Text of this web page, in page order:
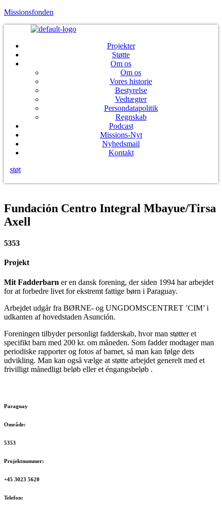
Missionsfonden
Projekter
Støtte
Om os
Om os
Vores historie
Bestyrelse
Vedtægter
Persondatapolitik
Regnskab
Podcast
Missions-Nyt
Nyhedsmail
Kontakt
støt
Menu
Fundación Centro Integral Mbayue/Tirsa
Axell
5353
Projekt
Mit Fadderbarn er en dansk forening, der siden 1994 har arbejdet
for at forbedre livet for ekstremt fattige børn i Paraguay.
Arbejdet udgår fra BØRNE- og UNGDOMSCENTRET ’CIM’ i
udkanten af hovedstaden Asunción.
Foreningen tilbyder personligt fadderskab, hvor man støtter et
specifikt barn med 200 kr. om måneden. Som fadder modtager man
periodiske rapporter og fotos af barnet, så man kan følge dets
udvikling. Man kan også vælge at støtte arbejdet generelt med et
frivilligt månedligt beløb eller et éngangsbeløb .​
Paraguay
Område:
5353
Projektnummer:
+45 3023 5620
Telefon: